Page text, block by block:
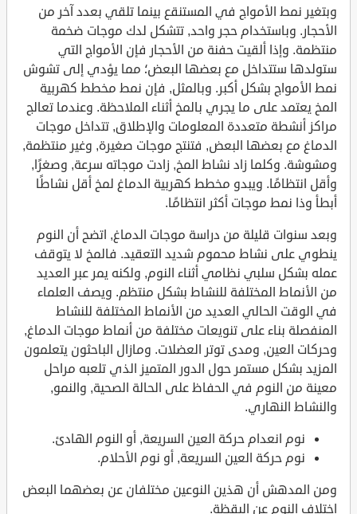
وبتغير نمط الأمواج في المستنقع بينما تلقي بعدد آخر من
الأحجار. وباستخدام حجر واحد, تتشكل لدك موجات ضخمة
منتظمة. وإذا ألقيت حفنة من الأحجار فإن الأمواج التي
ستولدها ستتداخل مع بعضها البعض؛ مما يؤدي إلى تشوش
نمط الأمواج بشكل أكبر. وبالمثل, فإن نمط مخطط كهربية
المخ يعتمد على ما يجري بالمخ أثناء الملاحظة. وعندما تعالج
مراكز أنشطة متعددة المعلومات والإطلاق, تتداخل موجات
الدماغ مع بعضها البعض, فتنتج موجات صغيرة, وغير منتظمة,
ومشوشة. وكلما زاد نشاط المخ, زادت موجاته سرعة, وصغرًا,
وأقل انتظامًا. ويبدو مخطط كهربية الدماغ لمخ أقل نشاطًا
أبطأ وذا نمط موجات أكثر انتظامًا.
وبعد سنوات قليلة من دراسة موجات الدماغ, اتضح أن النوم
ينطوي على نشاط محموم شديد التعقيد. فالمخ لا يتوقف
عمله بشكل سلبي نظامي أثناء النوم, ولكنه يمر عبر العديد
من الأنماط المختلفة للنشاط بشكل منتظم. ويصف العلماء
في الوقت الحالي العديد من الأنماط المختلفة للنشاط
المنفصلة بناء على تنويعات مختلفة من أنماط موجات الدماغ,
وحركات العين, ومدى توتر العضلات. ومازال الباحثون يتعلمون
المزيد بشكل مستمر حول الدور المتميز الذي تلعبه مراحل
معينة من النوم في الحفاظ على الحالة الصحية, والنمو,
والنشاط النهاري.
نوم انعدام حركة العين السريعة, أو النوم الهادئ.
نوم حركة العين السريعة, أو نوم الأحلام.
ومن المدهش أن هذين النوعين مختلفان عن بعضهما البعض
اختلاف النوم عن اليقظة.